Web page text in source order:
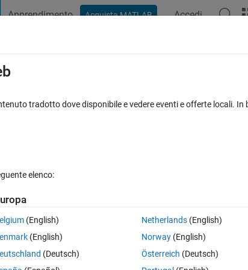
Apprendimento Acquista MATLAB Accedi
between two popultion?
0
tradotto dove disponibile e vedere eventi e offerte locali.
elenco:
(English)
(English)
(Deutsch)
Netherlands(English)
Norway(English)
Österreich (Deutsch)